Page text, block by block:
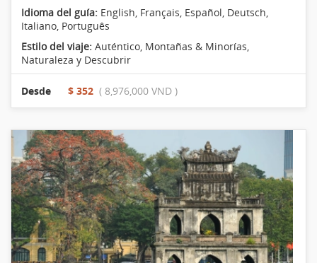
Idioma del guía: English, Français, Español, Deutsch,
Italiano, Português
Estilo del viaje: Auténtico, Montañas & Minorías,
Naturaleza y Descubrir
Desde $ 352 ( 8,976,000 VND )